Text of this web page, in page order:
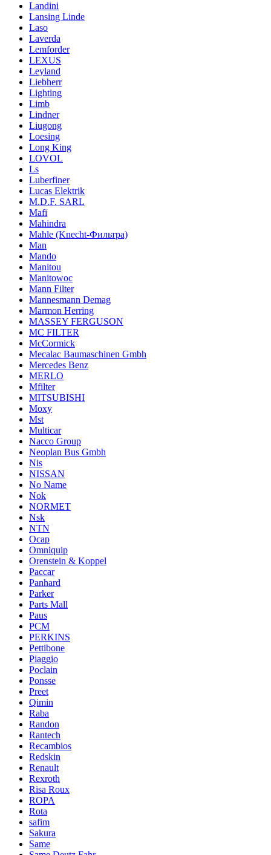
Landini
Lansing Linde
Laso
Laverda
Lemforder
LEXUS
Leyland
Liebherr
Lighting
Limb
Lindner
Liugong
Loesing
Long King
LOVOL
Ls
Luberfiner
Lucas Elektrik
M.D.F. SARL
Mafi
Mahindra
Mahle (Knecht-Фильтра)
Man
Mando
Manitou
Manitowoc
Mann Filter
Mannesmann Demag
Marmon Herring
MASSEY FERGUSON
MC FILTER
McCormick
Mecalac Baumaschinen Gmbh
Mercedes Benz
MERLO
Mfilter
MITSUBISHI
Moxy
Mst
Multicar
Nacco Group
Neoplan Bus Gmbh
Nis
NISSAN
No Name
Nok
NORMET
Nsk
NTN
Ocap
Omniquip
Orenstein & Koppel
Paccar
Panhard
Parker
Parts Mall
Paus
PCM
PERKINS
Pettibone
Piaggio
Poclain
Ponsse
Preet
Qimin
Raba
Randon
Rantech
Recambios
Redskin
Renault
Rexroth
Risa Roux
ROPA
Rota
safim
Sakura
Same